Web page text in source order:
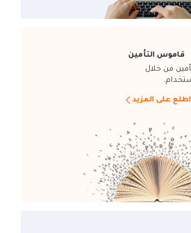
قاموس التأمين
من خلال
اطلع على المزيد